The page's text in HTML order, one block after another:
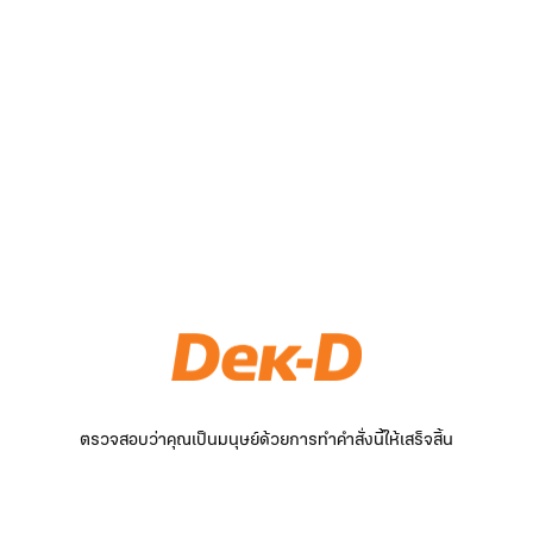
ตรวจสอบว่าคุณเป็นมนุษย์ด้วยการทำคำสั่งนี้ให้เสร็จสิ้น